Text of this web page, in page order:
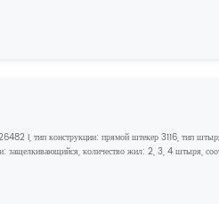
I, тип конструкции: прямой штекер 3116, тип
защелкивающийся, количество жил: 2, 3, 4 штыря,